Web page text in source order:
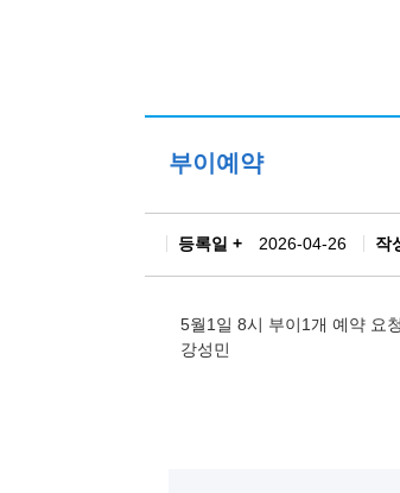
부이예약
등록일 + 2026-04-26 작
5월1일 8시 부이1개 예약 요
강성민